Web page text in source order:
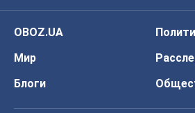
OBOZ.UA
Мир
Блоги